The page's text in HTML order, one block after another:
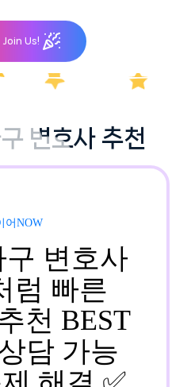
Join Us!
변호사 추천
어NOW
변호사
럼 빠른
천 BEST
담 가능